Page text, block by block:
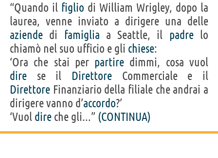
“Quando il figlio di William Wrigley, dopo la
laurea, venne inviato a dirigere una delle
aziende di famiglia a Seattle, il padrelo
chiamò nel suo ufficio e gli chiese:
‘Ora che stai per partire dimmi, cosa vuol
dire se il Direttore Commerciale e il
Direttore Finanziario della filiale che andrai a
dirigere vanno d’accordo?’
‘Vuol dire che gli...” (CONTINUA)